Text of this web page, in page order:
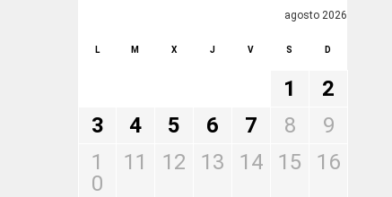
agosto 2026
L M X J V S D
1
2
3
4 5 6 7 8
9
1
0
11 12 13 14 15 16